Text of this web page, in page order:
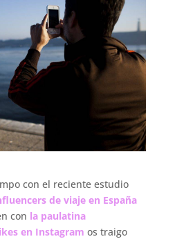
con el reciente estudio
de viaje en España
con la paulatina
en Instagram os traigo